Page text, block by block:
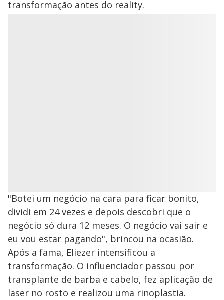
transformação antes do reality.
"Botei um negócio na cara para ficar bonito,
dividi em 24 vezes e depois descobri que o
negócio só dura 12 meses. O negócio vai sair e
eu vou estar pagando", brincou na ocasião.
Após a fama, Eliezer intensificou a
transformação. O influenciador passou por
transplante de barba e cabelo, fez aplicação de
laser no rosto e realizou uma rinoplastia.